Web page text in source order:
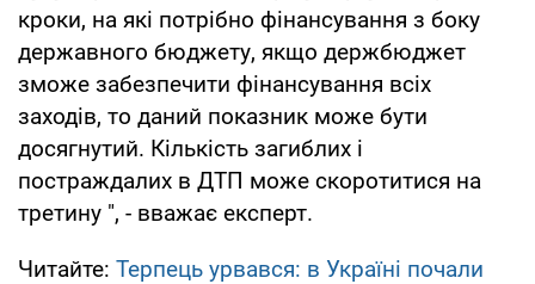
кроки, на які потрібно фінансування з боку
державного бюджету, якщо держбюджет
зможе забезпечити фінансування всіх
заходів, то даний показник може бути
досягнутий. Кількість загиблих і
постраждалих в ДТП може скоротитися на
третину ", - вважає експерт.
Читайте: Терпець урвався: в Україні почали